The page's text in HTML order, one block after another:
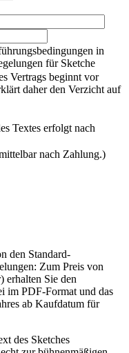
in
für Sketche
Vertrags beginnt vor
daher den Verzicht auf
Textes erfolgt nach
nach Zahlung.)
den Standard-
Zum Preis von
erhalten Sie den
im PDF-Format und das
ab Kaufdatum für
des Sketches